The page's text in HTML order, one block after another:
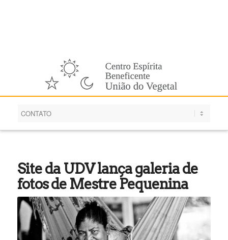
Site da UDV lança galeria de
fotos de Mestre Pequenina